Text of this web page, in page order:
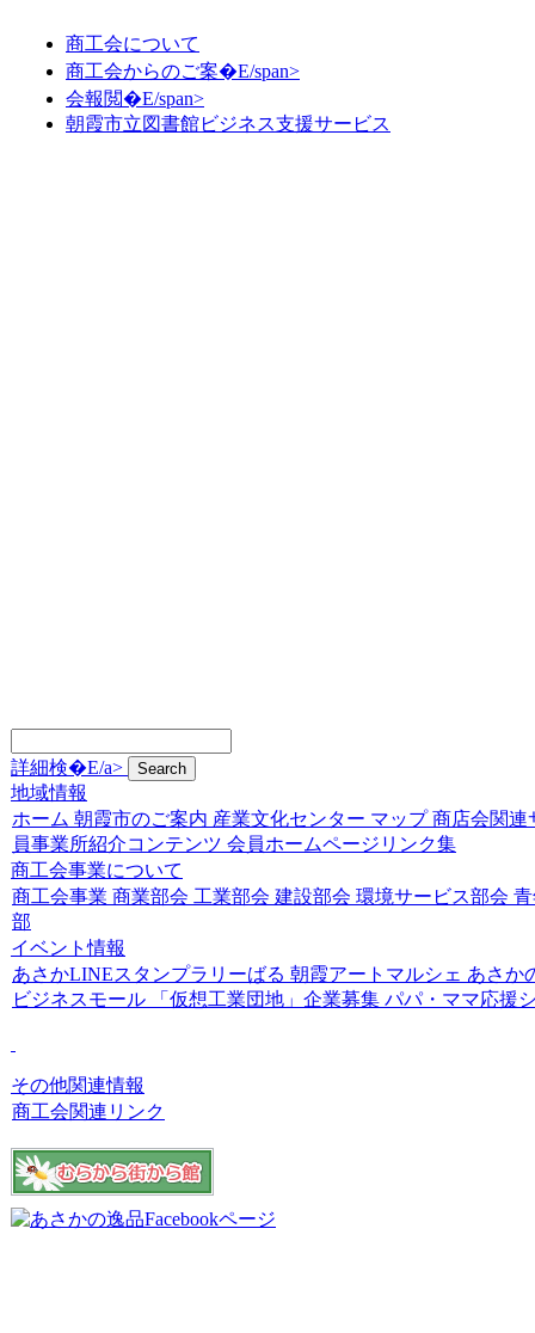
商工会について
商工会からのご案�E/span>
会報閲�E/span>
朝霞市立図書館ビジネス支援サービス
詳細検�E/a>
地域情報
ホーム 朝霞市のご案内 産業文化センター マップ 商店会関連
員事業所紹介コンテンツ 会員ホームページリンク集
商工会事業について
商工会事業 商業部会 工業部会 建設部会 環境サービス部会
部
イベント情報
あさかLINEスタンプラリーばる 朝霞アートマルシェ あさか
ビジネスモール
「仮想工業団地」企業募集 パパ・ママ応援
その他関連情報
商工会関連リンク